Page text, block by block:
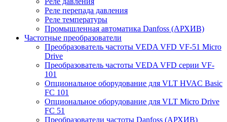
Реле перепада давления
Реле температуры
Промышленная автоматика Danfoss (АРХИВ)
Частотные преобразователи
Преобразователь частоты VEDA VFD VF-51 Micro
Drive
Преобразователь частоты VEDA VFD серии VF-
101
Опциональное оборудование для VLT HVAC Basic
FC 101
Опциональное оборудование для VLT Micro Drive
FC 51
Преобразователи частоты Danfoss (АРХИВ)